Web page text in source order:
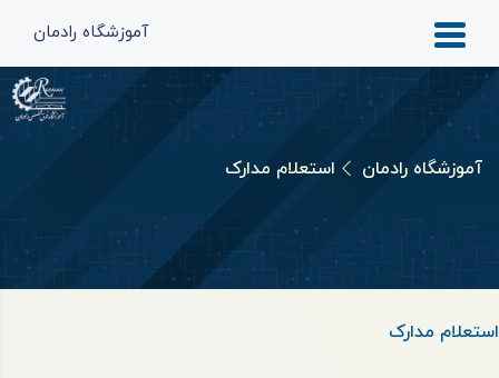
آموزشگاه رادمان
آموزشگاه رادمان استعلام مدارک
استعلام مدارک